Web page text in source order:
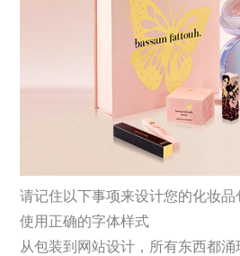
请记住以下事项来设计您的化妆品
使用正确的字体样式
从包装到网站设计，所有东西都